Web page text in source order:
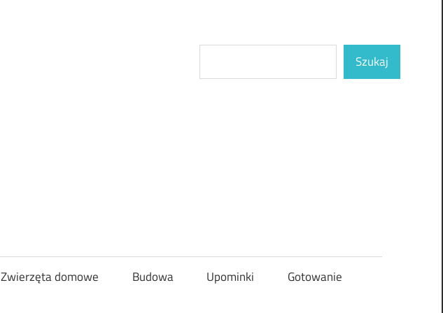
Szukaj
Zwierzęta domowe Budowa Upominki Gotowanie